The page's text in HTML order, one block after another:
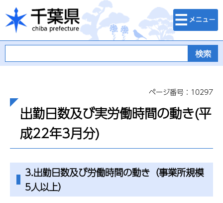
千葉県
検索・メニュ
ー
ページ番号：10297
出勤日数及び実労働時間の動き(平
成22年3月分)
3.出勤日数及び労働時間の動き（事業所規模
5人以上）